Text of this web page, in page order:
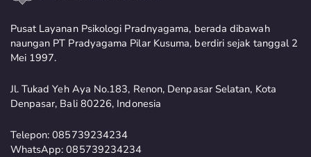
Pusat Layanan Psikologi Pradnyagama, berada dibawah
naungan PT Pradyagama Pilar Kusuma, berdiri sejak tanggal 2
Mei 1997.
Jl. Tukad Yeh Aya No.183, Renon, Denpasar Selatan, Kota
Denpasar, Bali 80226, Indonesia
Telepon: 085739234234
WhatsApp: 085739234234